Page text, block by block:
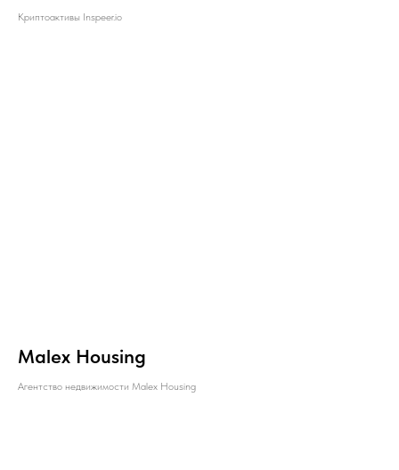
Криптоактивы Inspeer.io
Malex Housing
Агентство недвижимости Malex Housing